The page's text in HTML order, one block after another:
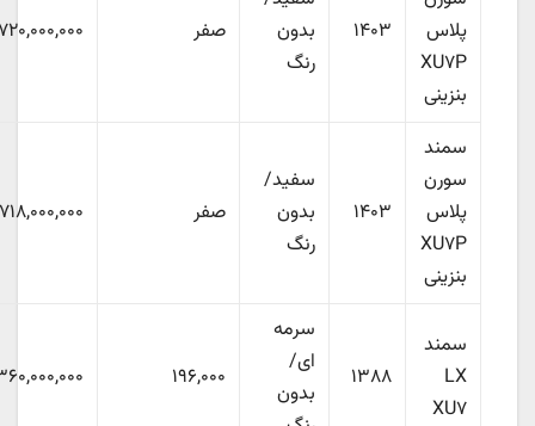
پلاس
XU۷P
بنزینی
۱۴۰۳
بدون
۷۲۰,۰۰۰,۰۰۰
سمند
سورن
پلاس
XU۷P
بنزینی
۱۴۰۳
سفید/
بدون
۷۱۸,۰۰۰,۰۰۰
سمند
XU۷
۱۳۸۸
سرمه
بدون
۱۹۶,۰۰۰ ۳۶۰,۰۰۰,۰۰۰